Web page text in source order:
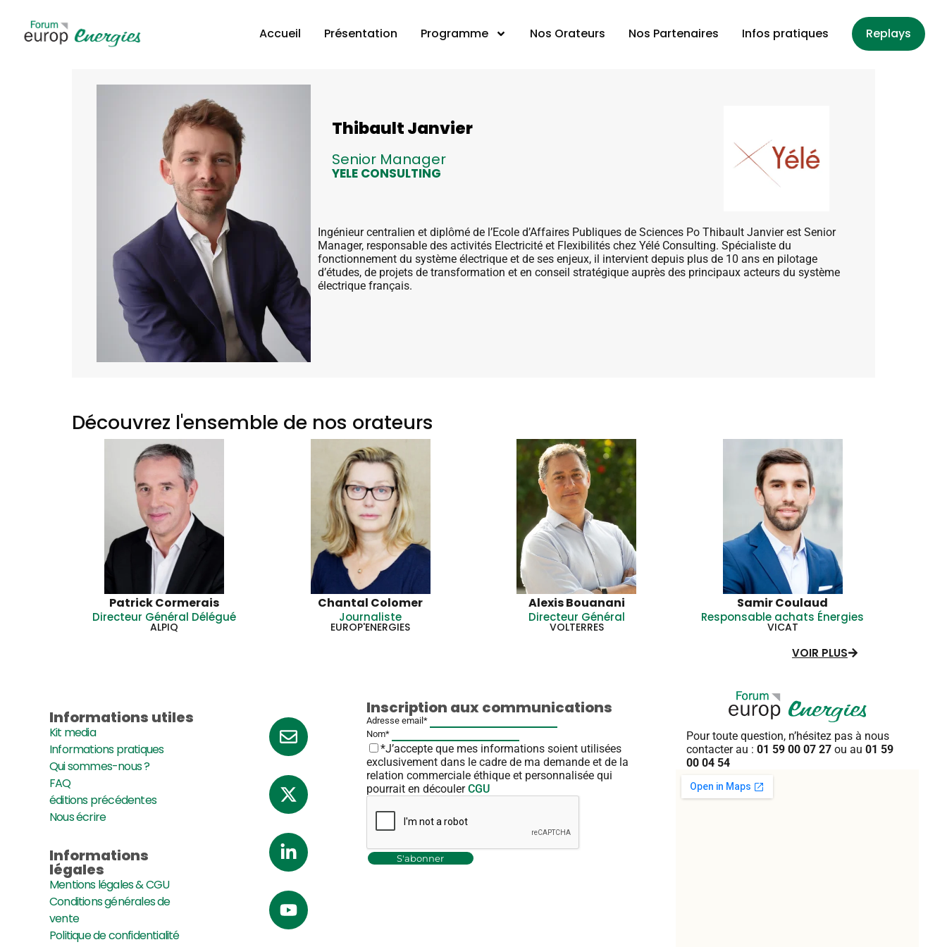
Accueil Présentation Programme Nos Orateurs Nos Partenaires Infos pratiques Replays
Thibault Janvier
Senior Manager
YELE CONSULTING
Ingénieur centralien et diplômé de l’Ecole d’Affaires Publiques de Sciences Po Thibault Janvier est Senior
Manager, responsable des activités Electricité et Flexibilités chez Yélé Consulting. Spécialiste du
fonctionnement du système électrique et de ses enjeux, il intervient depuis plus de 10 ans en pilotage
d’études, de projets de transformation et en conseil stratégique auprès des principaux acteurs du système
électrique français.
Découvrez l'ensemble de nos orateurs
Patrick Cormerais
Directeur Général Délégué
ALPIQ
Chantal Colomer
Journaliste
EUROP'ENERGIES
Alexis Bouanani
Directeur Général
VOLTERRES
Samir Coulaud
Responsable achats Énergies
VICAT
VOIR PLUS
Informations utiles
Kit media
Informations pratiques
Qui sommes-nous ?
FAQ
éditions précédentes
Nous écrire
Informations
légales
Mentions légales & CGU
Conditions générales de
vente
Politique de confidentialité
Inscription aux communications
Adresse email*
Nom*
*J’accepte que mes informations soient utilisées
exclusivement dans le cadre de ma demande et de la
relation commerciale éthique et personnalisée qui
pourrait en découlerCGU
Pour toute question, n’hésitez pasà nous
contacter au :01 59 00 07 27ou au01 59
00 04 54